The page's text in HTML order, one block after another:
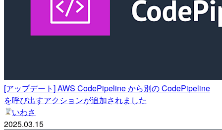
[アップデート] AWS CodePipeline から別の CodePipeline
を呼び出すアクションが追加されました
いわさ
2025.03.15